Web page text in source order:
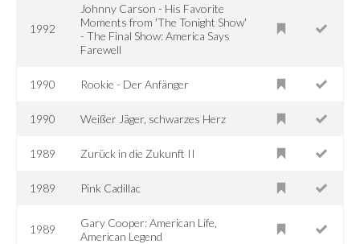
1992
Johnny Carson - His Favorite
Moments from 'The Tonight Show'
- The Final Show: America Says
Farewell
1990 Rookie - Der Anfänger
1990 Weißer Jäger, schwarzes Herz
1989 Zurück in die Zukunft II
1989 Pink Cadillac
1989
Gary Cooper: American Life,
American Legend